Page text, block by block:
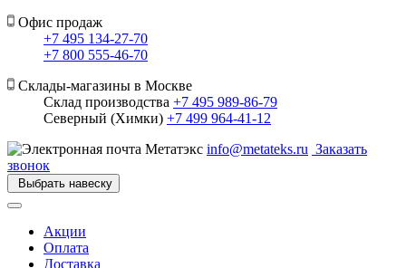
Офис продаж
+7 495 134-27-70
+7 800 555-46-70
Склады-магазины в Москве
Склад производства +7 495 989-86-79
Северный (Химки) +7 499 964-41-12
info@metateks.ru Заказать
звонок
Выбрать навеску
Акции
Оплата
Доставка